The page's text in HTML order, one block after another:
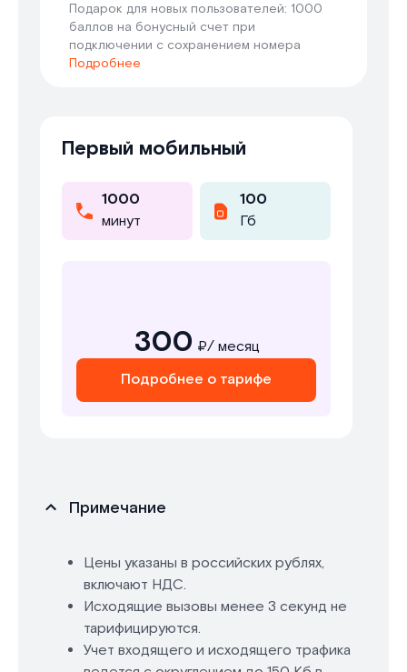
Подарок для новых пользователей: 1000
баллов на бонусный счет при
подключении с сохранением номера
Подробнее
Первый мобильный
1000
минут
100
Гб
300 ₽/ месяц
Подробнее о тарифе
Примечание
Цены указаны в российских рублях,
включают НДС.
Исходящие вызовы менее 3 секунд не
тарифицируются.
Учет входящего и исходящего трафика